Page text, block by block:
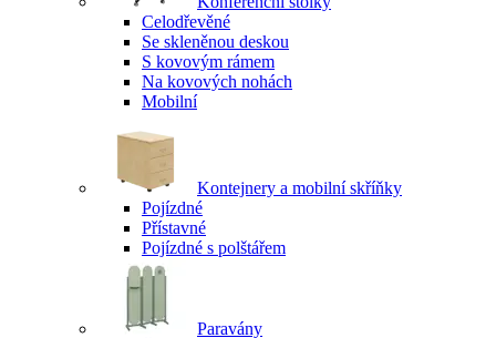
Celodřevěné
Se skleněnou deskou
S kovovým rámem
Na kovových nohách
Mobilní
Kontejnery a mobilní skříňky
Pojízdné
Přístavné
Pojízdné s polštářem
Paravány